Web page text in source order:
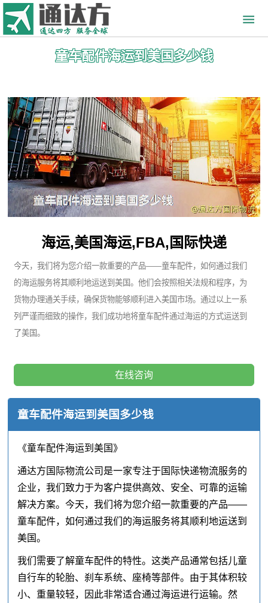
童车配件海运到美国多少钱
海运,美国海运,FBA,国际快递
今天，我们将为您介绍一款重要的产品——童车配件，如何通过我们
的海运服务将其顺利地运送到美国。他们会按照相关法规和程序，为
货物办理通关手续，确保货物能够顺利进入美国市场。通过以上一系
列严谨而细致的操作，我们成功地将童车配件通过海运的方式运送到
了美国。
在线咨询
童车配件海运到美国多少钱
《童车配件海运到美国》
通达方国际物流公司是一家专注于国际快递物流服务的
企业，我们致力于为客户提供高效、安全、可靠的运输
解决方案。今天，我们将为您介绍一款重要的产品——
童车配件，如何通过我们的海运服务将其顺利地运送到
美国。
我们需要了解童车配件的特性。这类产品通常包括儿童
自行车的轮胎、刹车系统、座椅等部件。由于其体积较
小、重量较轻，因此非常适合通过海运进行运输。然